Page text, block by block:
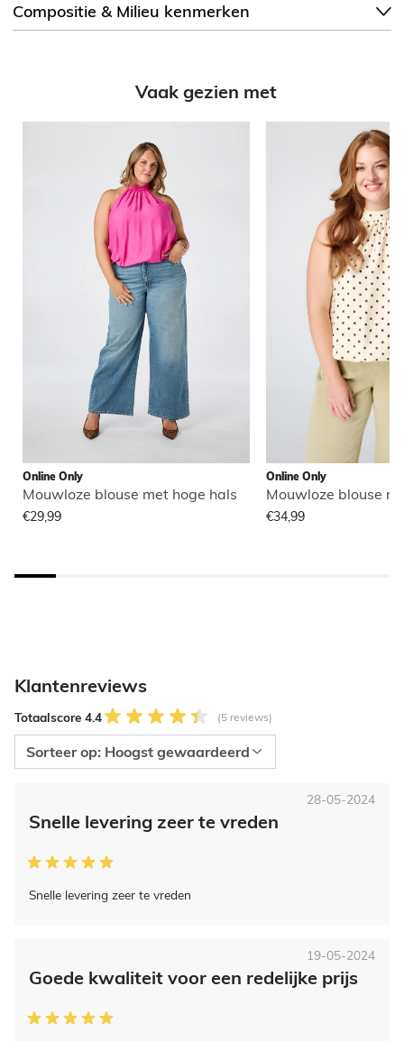
Compositie & Milieu kenmerken
Vaak gezien met
Online Only
Mouwloze blouse met hoge hals
€29,99
Online Only
Mouwloze blouse
€34,99
Klantenreviews
Totaalscore 4.4 (5 reviews)
Snelle levering zeer te vreden
Snelle levering zeer te vreden
28-05-2024
Goede kwaliteit voor een redelijke prijs
19-05-2024